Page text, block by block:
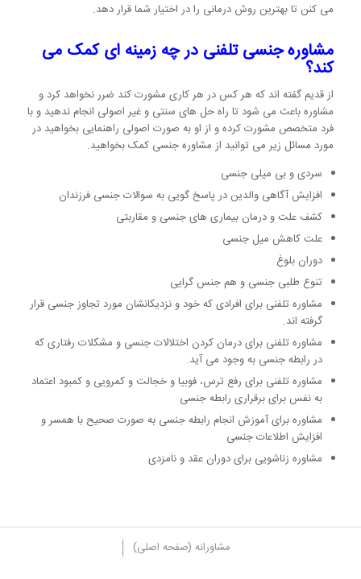
می کنن تا بهترین روش درمانی را در اختیار شما قرار دهد.
مشاوره جنسی تلفنی در چه زمینه ای کمک می
کند؟
از قدیم گفته اند که هر کس در هر کاری مشورت کند ضرر نخواهد کرد و
مشاوره باعث می شود تا راه حل های سنتی و غیر اصولی انجام ندهید و با
فرد متخصص مشورت کرده و از او به صورت اصولی راهنمایی بخواهید در
مورد مسائل زیر می توانید از مشاوره جنسی کمک بخواهید.
سردی و بی میلی جنسی
افزایش آگاهی والدین در پاسخ گویی به سوالات جنسی فرزندان
کشف علت و درمان بیماری های جنسی و مقاربتی
علت کاهش میل جنسی
دوران بلوغ
تنوع طلبی جنسی و هم جنس گرایی
مشاوره تلفنی برای افرادی که خود و نزدیکانشان مورد تجاوز جنسی قرار
گرفته اند.
مشاوره تلفنی برای درمان کردن اختلالات جنسی و مشکلات رفتاری که
در رابطه جنسی به وجود می آید.
مشاوره تلفنی برای رفع ترس، فوبیا و خجالت و کمرویی و کمبود اعتماد
به نفس برای برقراری رابطه جنسی
مشاوره برای آموزش انجام رابطه جنسی به صورت صحیح با همسر و
افزایش اطلاعات جنسی
مشاوره زناشویی برای دوران عقد و نامزدی
مشاورانه (صفحه اصلی)